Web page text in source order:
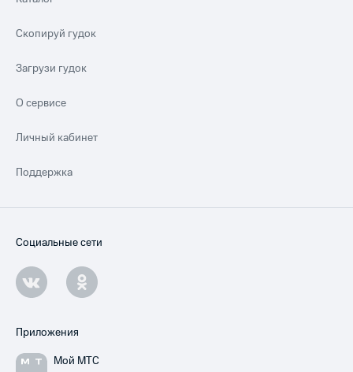
Скопируй гудок
Загрузи гудок
О сервисе
Личный кабинет
Поддержка
Социальные сети
Приложения
Мой МТС